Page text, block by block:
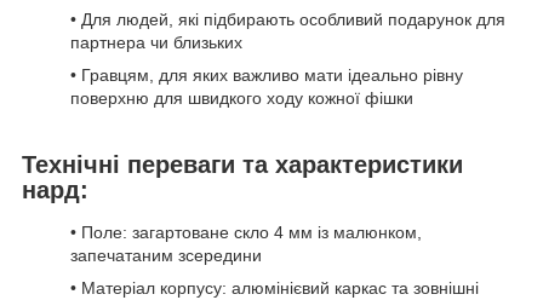
• Для людей, які підбирають особливий подарунок для
партнера чи близьких
• Гравцям, для яких важливо мати ідеально рівну
поверхню для швидкого ходу кожної фішки
Технічні переваги та характеристики
нард:
• Поле: загартоване скло 4 мм із малюнком,
запечатаним зсередини
• Матеріал корпусу: алюмінієвий каркас та зовнішні